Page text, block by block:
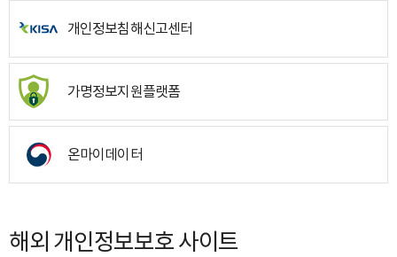
개인정보침해신고센터
가명정보지원플랫폼
온마이데이터
해외 개인정보보호 사이트